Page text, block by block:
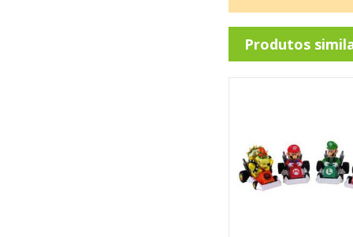
Produtos